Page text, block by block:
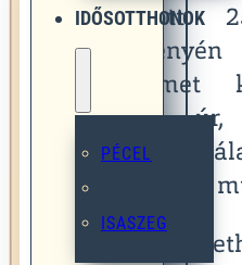
IDŐSOTTHONOK
PÉCEL
ISASZEG
megtartott
emlékérmet
Lauer
csoportjának
A díjat